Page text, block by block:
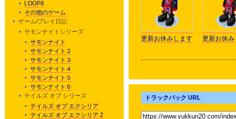
更新お休みします 更新お休み
トラックバック URL
LOOP8
その他のゲーム
ゲーム/プレイ日記
サモンナイトシリーズ
サモンナイト
サモンナイト２
サモンナイト３
サモンナイト４
サモンナイト５
サモンナイト６
テイルズ オブ シリーズ
テイルズ オブ エクシリア
テイルズ オブ エクシリア 2